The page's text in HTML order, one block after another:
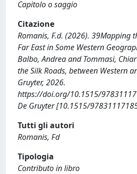
Capitolo o saggio
Citazione
Romanis, F.d. (2026). 39Mapping
Far East in Some Western
Balbo, Andrea and Tommasi,
the Silk Roads, between Western
Gruyter, 2026.
https://doi.org/10.1515/
De Gruyter [10.1515/
Tutti gli autori
Romanis, Fd
Tipologia
Contributo in libro